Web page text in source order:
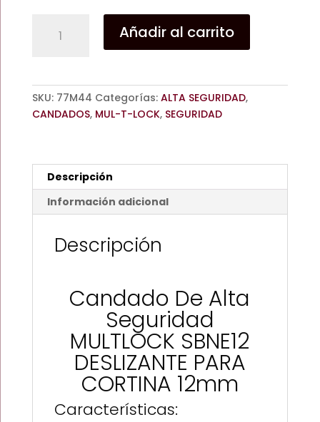
CORTINA
MUL-
T-
SBNE
12
MM
cantidad
Añadir al carrito
SKU: 77M44 Categorías: ALTA SEGURIDAD,
CANDADOS, MUL-T-LOCK, SEGURIDAD
Descripción
Información adicional
Descripción
Candado De Alta
Seguridad
MULTLOCK SBNE12
DESLIZANTE PARA
CORTINA 12mm
Características: